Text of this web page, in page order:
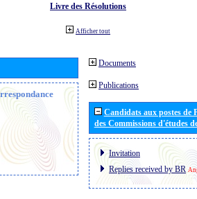
Livre des Résolutions
Afficher tout
Documents
Publications
Candidats aux postes de
des Commissions d'études
Invitation
Replies received by BR